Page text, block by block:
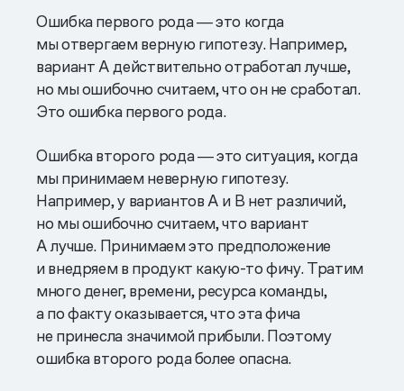
Ошибка первого рода ― это когда
мы отвергаем верную гипотезу. Например,
вариант А действительно отработал лучше,
но мы ошибочно считаем, что он не сработал.
Это ошибка первого рода.
Ошибка второго рода ― это ситуация, когда
мы принимаем неверную гипотезу.
Например, у вариантов А и B нет различий,
но мы ошибочно считаем, что вариант
А лучше. Принимаем это предположение
и внедряем в продукт какую-то фичу. Тратим
много денег, времени, ресурса команды,
а по факту оказывается, что эта фича
не принесла значимой прибыли. Поэтому
ошибка второго рода более опасна.